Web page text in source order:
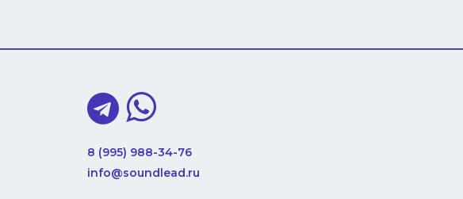
8 (995) 988-34-76
info@soundlead.ru